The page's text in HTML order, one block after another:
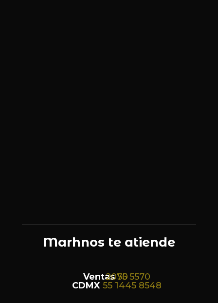
Marhnos te atiende
Ventas55 5570 2070
CDMX 55 1445 8548